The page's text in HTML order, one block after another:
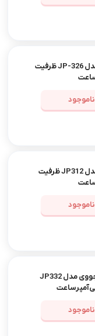
پاور بانک جووی مدل JP-326 ظرفیت
ناموجود
پاور بانک جووی مدل JP312 ظرفیت
ناموجود
پاوربانک 45 وات جووی مدل JP332
ناموجود